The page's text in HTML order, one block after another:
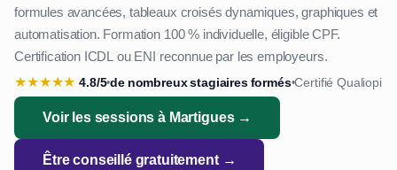
formules avancées, tableaux croisés dynamiques, graphiques et
automatisation. Formation 100 % individuelle, éligible CPF.
Certification ICDL ou ENI reconnue par les employeurs.
★★★★★ 4.8/5•de nombreux stagiaires formés•Certifié Qualiopi
Voir les sessions à Martigues →
Être conseillé gratuitement →